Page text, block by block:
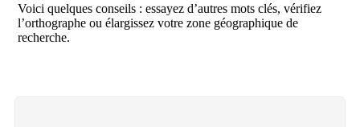
Voici quelques conseils : essayez d’autres mots clés, vérifiez
l’orthographe ou élargissez votre zone géographique de
recherche.